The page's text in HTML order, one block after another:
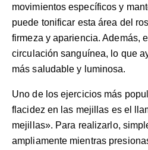
movimientos específicos y
puede tonificar esta área del
firmeza y apariencia. Además,
circulación sanguínea, lo que
más saludable y luminosa.
Uno de los ejercicios más
flacidez en las mejillas es el
mejillas». Para realizarlo,
ampliamente mientras